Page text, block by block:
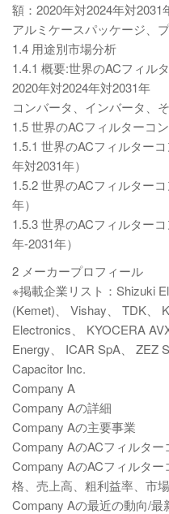
額：2020年対2024年対2031
アルミケースパッケージ、
1.4 用途別市場分析
1.4.1 概要:世界のACフィル
2020年対2024年対2031年
コンバータ、インバータ、
1.5 世界のACフィルターコ
1.5.1 世界のACフィルター
年対2031年）
1.5.2 世界のACフィルター
年）
1.5.3 世界のACフィルター
年-2031年）
2 メーカープロフィール
※掲載企業リスト：Shizuki
(Kemet)、 Vishay、 TDK、
Electronics、 KYOCERA
Energy、 ICAR SpA、 ZEZ
Capacitor Inc.
Company A
Company Aの詳細
Company Aの主要事業
Company AのACフィルタ
Company AのACフィルタ
格、売上高、粗利益率、市
Company Aの最近の動向/最